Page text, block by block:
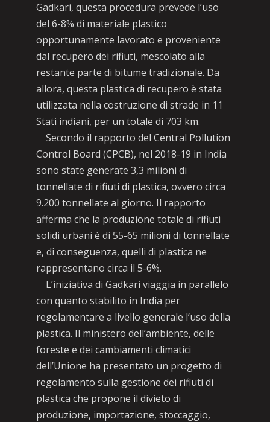
Gadkari, questa procedura prevede l’uso
del 6-8% di materiale plastico
opportunamente lavorato e proveniente
dal recupero dei rifiuti, mescolato alla
restante parte di bitume tradizionale. Da
allora, questa plastica di recupero è stata
utilizzata nella costruzione di strade in 11
Stati indiani, per un totale di 703 km.
Secondo il rapporto del Central Pollution
Control Board (CPCB), nel 2018-19 in India
sono state generate 3,3 milioni di
tonnellate di rifiuti di plastica, ovvero circa
9.200 tonnellate al giorno. Il rapporto
afferma che la produzione totale di rifiuti
solidi urbani è di 55-65 milioni di tonnellate
e, di conseguenza, quelli di plastica ne
rappresentano circa il 5-6%.
L’iniziativa di Gadkari viaggia in parallelo
con quanto stabilito in India per
regolamentare a livello generale l’uso della
plastica. Il ministero dell’ambiente, delle
foreste e dei cambiamenti climatici
dell’Unione ha presentato un progetto di
regolamento sulla gestione dei rifiuti di
plastica che propone il divieto di
produzione, importazione, stoccaggio,